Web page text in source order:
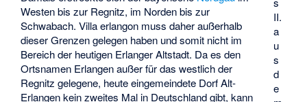
II.
a
u
s
d
e
Westen bis zur Regnitz, im Norden bis zur
Schwabach. Villa erlangon muss daher außerhalb
dieser Grenzen gelegen haben und somit nicht im
Bereich der heutigen Erlanger Altstadt. Da es den
Ortsnamen Erlangen außer für das westlich der
Regnitz gelegene, heute eingemeindete Dorf Alt-
Erlangen kein zweites Mal in Deutschland gibt, kann